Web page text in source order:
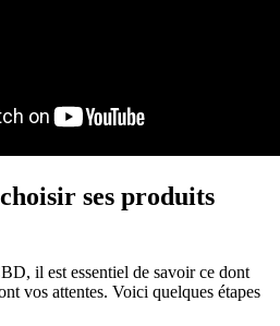
ses produits
il est essentiel de savoir ce dont
vos attentes. Voici quelques étapes